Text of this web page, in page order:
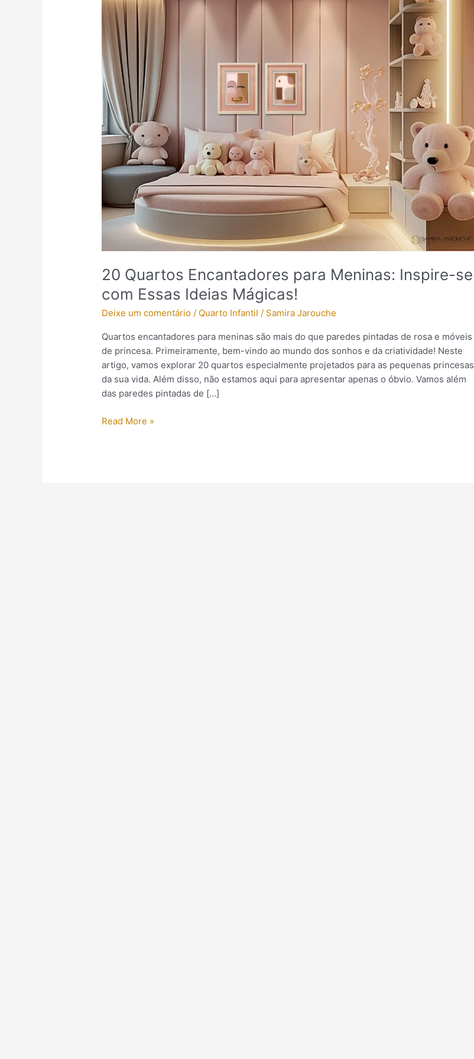
20 Quartos Encantadores para Meninas: Inspire-se
com Essas Ideias Mágicas!
Deixe um comentário / Quarto Infantil / Samira Jarouche
Quartos encantadores para meninas são mais do que paredes pintadas de rosa e móveis
de princesa. Primeiramente, bem-vindo ao mundo dos sonhos e da criatividade! Neste
artigo, vamos explorar 20 quartos especialmente projetados para as pequenas princesas
da sua vida. Além disso, não estamos aqui para apresentar apenas o óbvio. Vamos além
das paredes pintadas de […]
Quartos
Encantadores
para
Meninas:
Inspire-
se
com
Essas
Ideias
Mágicas!
Read More »